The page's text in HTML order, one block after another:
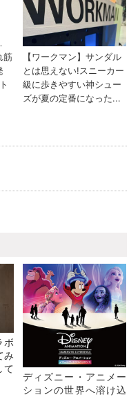
ボ
み
て
ディズニー・アニメー
ションの世界へ溶け込